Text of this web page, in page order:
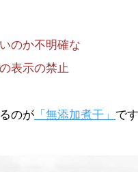
のか不明確な
表示の禁止
のが 「無添加煮干」 です